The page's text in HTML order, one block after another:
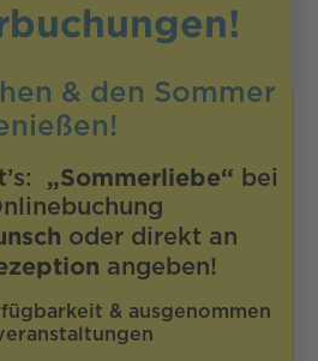
gli speciali, i consigli per le
ancora arrivano
casella di posta
newsletter:
& den Sommer
„Sommerliebe“ bei
oder direkt an
angeben!
& ausgenommen